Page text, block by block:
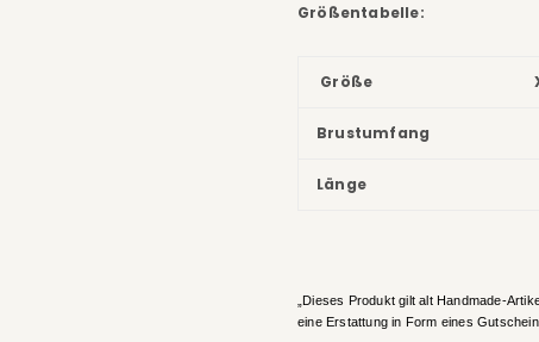
Größentabelle:
Größe
Brustumfang
Länge
„Dieses Produkt gilt alt Handmade-
eine Erstattung in Form eines